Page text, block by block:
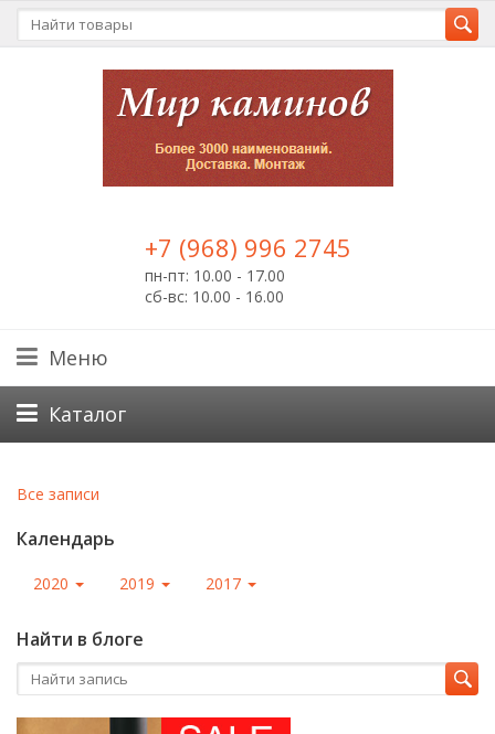
+7 (968) 996 2745
пн-пт: 10.00 - 17.00
сб-вс: 10.00 - 16.00
Меню
Каталог
Все записи
Календарь
2020 2019 2017
Найти в блоге